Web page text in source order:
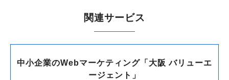
関連サービス
中小企業のWebマーケティング「大阪 バリューエ
ージェント」